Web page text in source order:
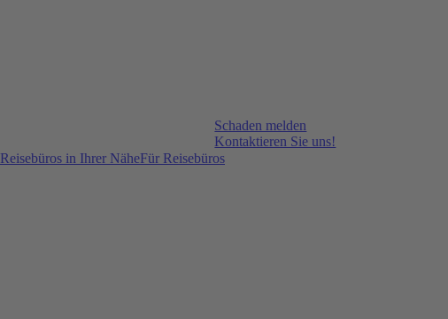
Schaden melden
Kontaktieren Sie uns!
Reisebüros in Ihrer NäheFür Reisebüros